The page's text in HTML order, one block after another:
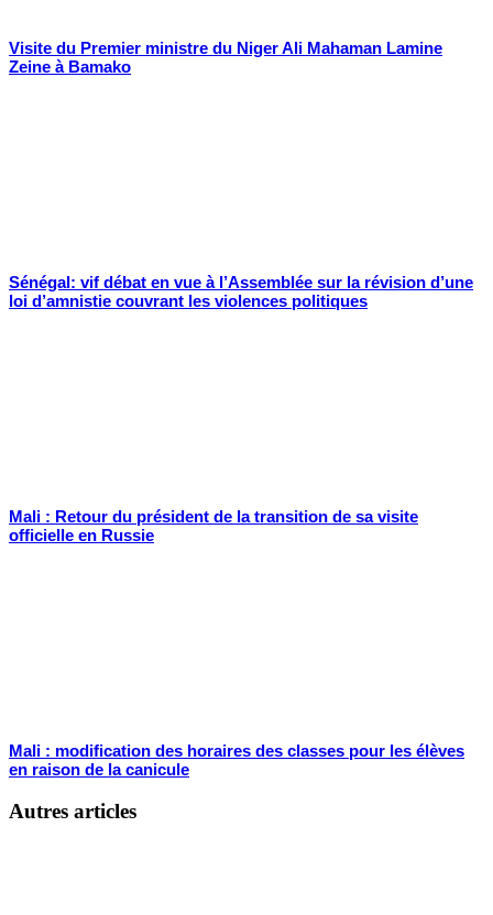
Visite du Premier ministre du Niger Ali Mahaman Lamine
Zeine à Bamako
Sénégal: vif débat en vue à l’Assemblée sur la révision d’une
loi d’amnistie couvrant les violences politiques
Mali : Retour du président de la transition de sa visite
officielle en Russie
Mali : modification des horaires des classes pour les élèves
en raison de la canicule
Autres articles